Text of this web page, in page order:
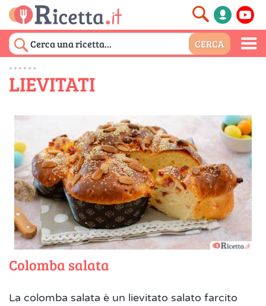
LIEVITATI
Colomba salata
La colomba salata è un lievitato salato farcito